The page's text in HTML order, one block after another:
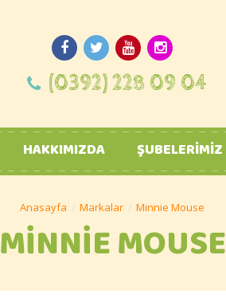
(0392) 228 09 04
HAKKIMIZDA ŞUBELERIMIZ
Markalar Minnie Mouse
MINNIE MOUSE